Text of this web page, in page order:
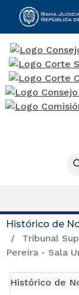
Histórico de
Tribunal
Pereira - Sala
Histórico de